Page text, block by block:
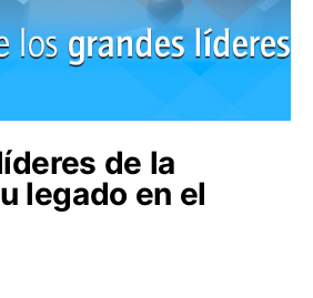
de la
legado en el